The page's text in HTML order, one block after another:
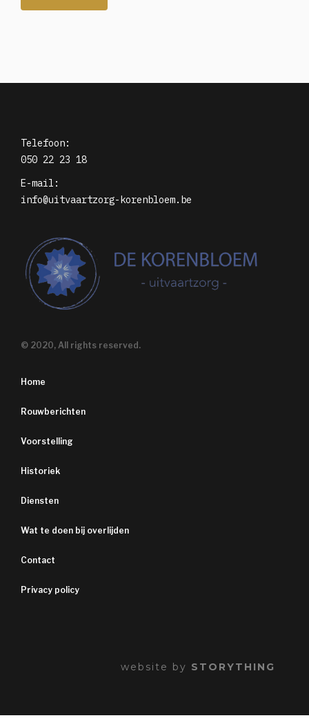
Telefoon:
050 22 23 18
E-mail:
info@uitvaartzorg-korenbloem.be
© 2020, All rights reserved.
Home
Rouwberichten
Voorstelling
Historiek
Diensten
Wat te doen bij overlijden
Contact
Privacy policy
website by STORYTHING